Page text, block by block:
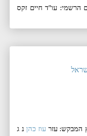
הרשמי: עו"ד חיים זקס
עוז כהןנ ג